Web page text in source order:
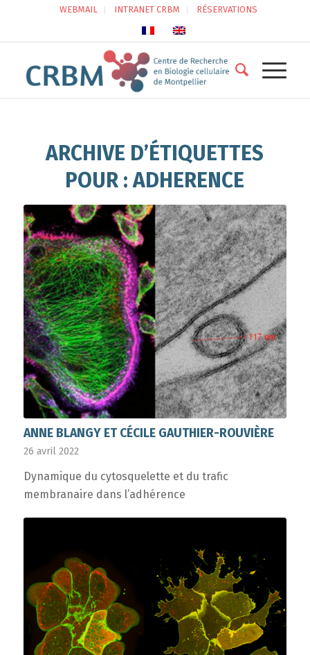
WEBMAIL INTRANET CRBM RÉSERVATIONS
ARCHIVE D’ÉTIQUETTES
POUR :ADHERENCE
ANNE BLANGY ET CÉCILE GAUTHIER-ROUVIÈRE
26 avril 2022
Dynamique du cytosquelette et du trafic
membranaire dans l’adhérence